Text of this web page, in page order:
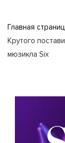
Главная
Крутого
мюзикла Six